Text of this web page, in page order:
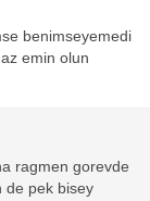
benimseyemedi
emin olun
ragmen gorevde
de pek bisey